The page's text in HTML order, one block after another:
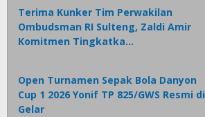
Terima Kunker Tim Perwakilan
Ombudsman RI Sulteng, Zaldi Amir
Komitmen Tingkatka…
Open Turnamen Sepak Bola Danyon
Cup 1 2026 Yonif TP 825/GWS Resmi di
Gelar